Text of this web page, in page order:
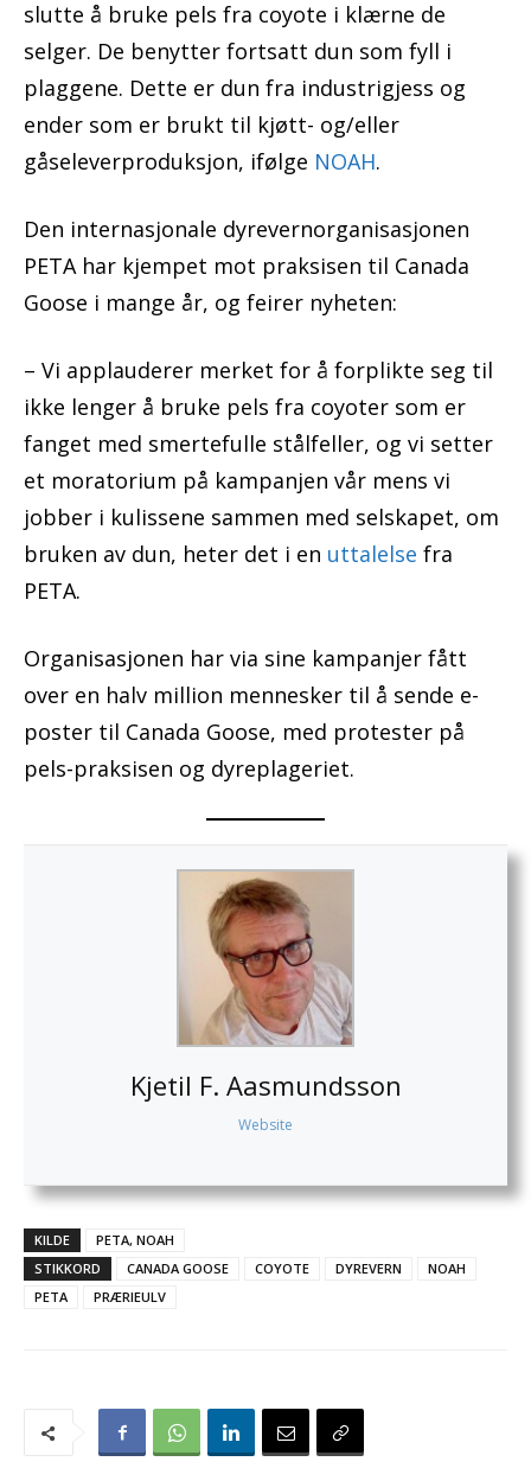
slutte å bruke pels fra coyote i klærne de
selger. De benytter fortsatt dun som fyll i
plaggene. Dette er dun fra industrigjess og
ender som er brukt til kjøtt- og/eller
gåseleverproduksjon, ifølge NOAH.
Den internasjonale dyrevernorganisasjonen
PETA har kjempet mot praksisen til Canada
Goose i mange år, og feirer nyheten:
– Vi applauderer merket for å forplikte seg til
ikke lenger å bruke pels fra coyoter som er
fanget med smertefulle stålfeller, og vi setter
et moratorium på kampanjen vår mens vi
jobber i kulissene sammen med selskapet, om
bruken av dun, heter det i en uttalelse fra
PETA.
Organisasjonen har via sine kampanjer fått
over en halv million mennesker til å sende e-
poster til Canada Goose, med protester på
pels-praksisen og dyreplageriet.
Kjetil F. Aasmundsson
Website
KILDE
PETA, NOAH
STIKKORD
CANADA GOOSE COYOTE DYREVERN
NOAH
PETA
PRÆRIEULV